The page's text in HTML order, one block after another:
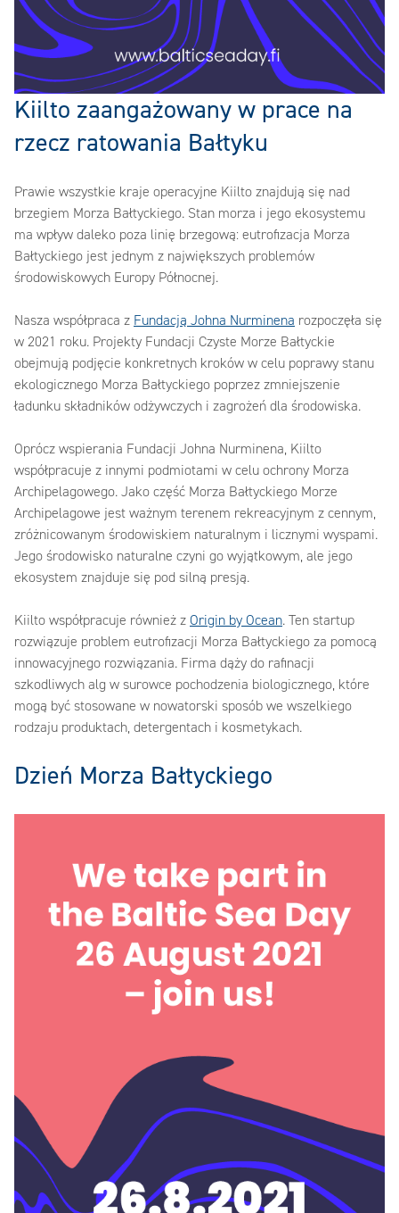
‎Kiilto zaangażowany w prace na
rzecz ratowania Bałtyku‎
‎Prawie wszystkie kraje operacyjne Kiilto znajdują się nad
brzegiem Morza Bałtyckiego. Stan morza i jego ekosystemu
ma wpływ daleko poza linię brzegową: eutrofizacja Morza
Bałtyckiego jest jednym z największych problemów
środowiskowych Europy Północnej.‎
‎Nasza współpraca z ‎ ‎Fundacją Johna Nurminena‎ ‎ rozpoczęła się
w 2021 roku. Projekty Fundacji Czyste Morze Bałtyckie
obejmują podjęcie konkretnych kroków w celu poprawy stanu
ekologicznego Morza Bałtyckiego poprzez zmniejszenie
ładunku składników odżywczych i zagrożeń dla środowiska.‎
‎Oprócz wspierania Fundacji Johna Nurminena, Kiilto
współpracuje z innymi podmiotami w celu ochrony Morza
Archipelagowego. Jako część Morza Bałtyckiego Morze
Archipelagowe jest ważnym terenem rekreacyjnym z cennym,
zróżnicowanym środowiskiem naturalnym i licznymi wyspami.
Jego środowisko naturalne czyni go wyjątkowym, ale jego
ekosystem znajduje się pod silną presją.‎
‎Kiilto współpracuje również z ‎ ‎Origin by Ocean‎‎. Ten startup
rozwiązuje problem eutrofizacji Morza Bałtyckiego za pomocą
innowacyjnego rozwiązania. Firma dąży do rafinacji
szkodliwych alg w surowce pochodzenia biologicznego, które
mogą być stosowane w nowatorski sposób we wszelkiego
rodzaju produktach, detergentach i kosmetykach.‎
‎Dzień Morza Bałtyckiego‎